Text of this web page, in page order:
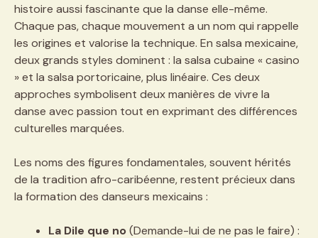
histoire aussi fascinante que la danse elle-même.
Chaque pas, chaque mouvement a un nom qui rappelle
les origines et valorise la technique. En salsa mexicaine,
deux grands styles dominent : la salsa cubaine « casino
» et la salsa portoricaine, plus linéaire. Ces deux
approches symbolisent deux manières de vivre la
danse avec passion tout en exprimant des différences
culturelles marquées.
Les noms des figures fondamentales, souvent hérités
de la tradition afro-caribéenne, restent précieux dans
la formation des danseurs mexicains :
La Dile que no(Demande-lui de ne pas le faire) :